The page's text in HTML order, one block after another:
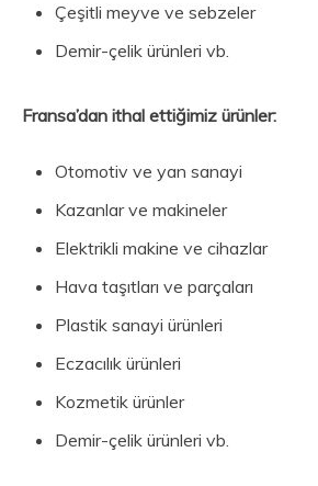
Çeşitli meyve ve sebzeler
Demir-çelik ürünleri vb.
Fransa’dan ithal ettiğimiz ürünler:
Otomotiv ve yan sanayi
Kazanlar ve makineler
Elektrikli makine ve cihazlar
Hava taşıtları ve parçaları
Plastik sanayi ürünleri
Eczacılık ürünleri
Kozmetik ürünler
Demir-çelik ürünleri vb.